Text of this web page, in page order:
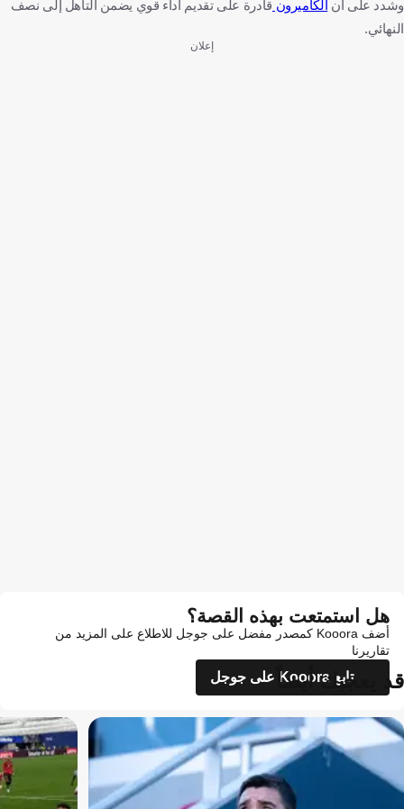
وشدد على أن الكاميرون قادرة على تقديم أداء قوي يضمن التأهل إلى نصف
النهائي.
إعلان
هل استمتعت بهذه القصة؟
أضف Kooora كمصدر مفضل على جوجل للاطلاع على المزيد من
تقاريرنا
تابع Kooora على جوجل
قد يعجبك أيضاً